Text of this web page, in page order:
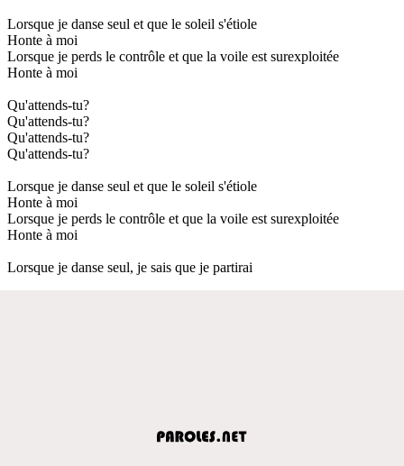
Lorsque je danse seul et que le soleil s'étiole
Honte à moi
Lorsque je perds le contrôle et que la voile est surexploitée
Honte à moi
Qu'attends-tu?
Qu'attends-tu?
Qu'attends-tu?
Qu'attends-tu?
Lorsque je danse seul et que le soleil s'étiole
Honte à moi
Lorsque je perds le contrôle et que la voile est surexploitée
Honte à moi
Lorsque je danse seul, je sais que je partirai